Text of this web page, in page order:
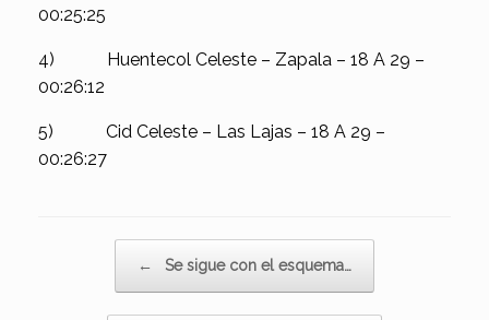
00:25:25
4) Huentecol Celeste – Zapala – 18 A 29 –
00:26:12
5) Cid Celeste – Las Lajas – 18 A 29 –
00:26:27
← Se sigue con el esquema…